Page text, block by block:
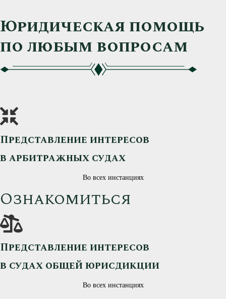
Юридическая помощь
по любым вопросам
Представление интересов
в арбитражных судах
Во всех инстанциях
Ознакомиться
Представление интересов
в судах общей юрисдикции
Во всех инстанциях